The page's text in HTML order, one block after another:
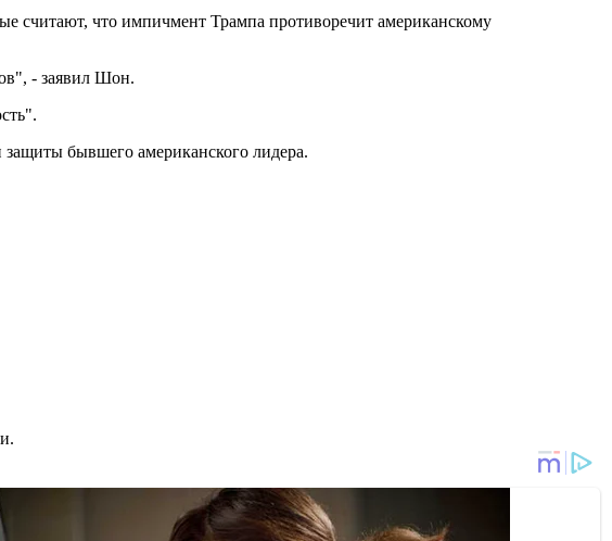
считают, что импичмент Трампа противоречит американскому
- заявил Шон.
защиты бывшего американского лидера.